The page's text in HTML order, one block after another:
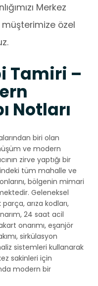
Merkez
müşterimize özel
Tamiri –
Notları
biri olan
ve modern
zirve yaptığı bir
tüm mahalle ve
bölgenin mimari
Geleneksel
arıza kodları,
24 saat acil
onarımı, eşanjör
sirkülasyon
sistemleri kullanarak
sakinleri için
modern bir